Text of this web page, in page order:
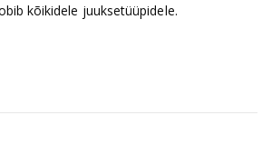
kõikidele juuksetüüpidele.